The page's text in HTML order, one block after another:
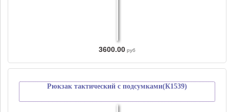
3600.00 руб
Рюкзак тактический с подсумками(К1539)